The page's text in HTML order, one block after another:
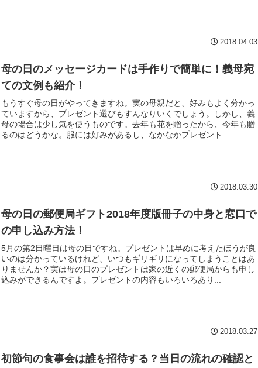
2018.04.03
母の日のメッセージカードは手作りで簡単に！義母宛
ての文例も紹介！
もうすぐ母の日がやってきますね。実の母親だと、好みもよく分かっ
ていますから、プレゼント選びもすんなりいくでしょう。しかし、義
母の場合は少し気を使うものです。去年も花を贈ったから、今年も贈
るのはどうかな。服には好みがあるし、なかなかプレゼント...
2018.03.30
母の日の郵便局ギフト2018年度版冊子の中身と窓口で
の申し込み方法！
5月の第2日曜日は母の日ですね。プレゼントは早めに考えたほうが良
いのは分かっているけれど、いつもギリギリになってしまうことはあ
りませんか？実は母の日のプレゼントは家の近くの郵便局からも申し
込みができるんですよ。プレゼントの内容もいろいろあり...
2018.03.27
初節句の食事会は誰を招待する？当日の流れの確認と